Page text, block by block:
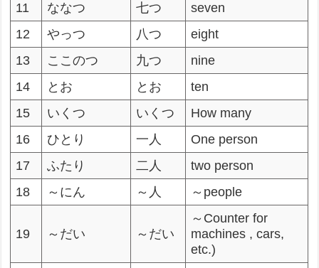
11
ななつ 七つ
seven
12
やっつ 八つ
eight
13
ここのつ 九つ
nine
14
とお とお
ten
15
いくつ いくつ
How many
16
ひとり 一人
One person
17
ふたり 二人
two person
18
～にん ～人 ～people
19 ～だい ～だい
～Counter for
machines , cars,
etc.)